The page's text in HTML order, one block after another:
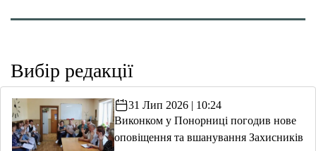
Вибір редакції
31 Лип 2026 | 10:24
Виконком у Понорниці погодив нове
оповіщення та вшанування Захисників